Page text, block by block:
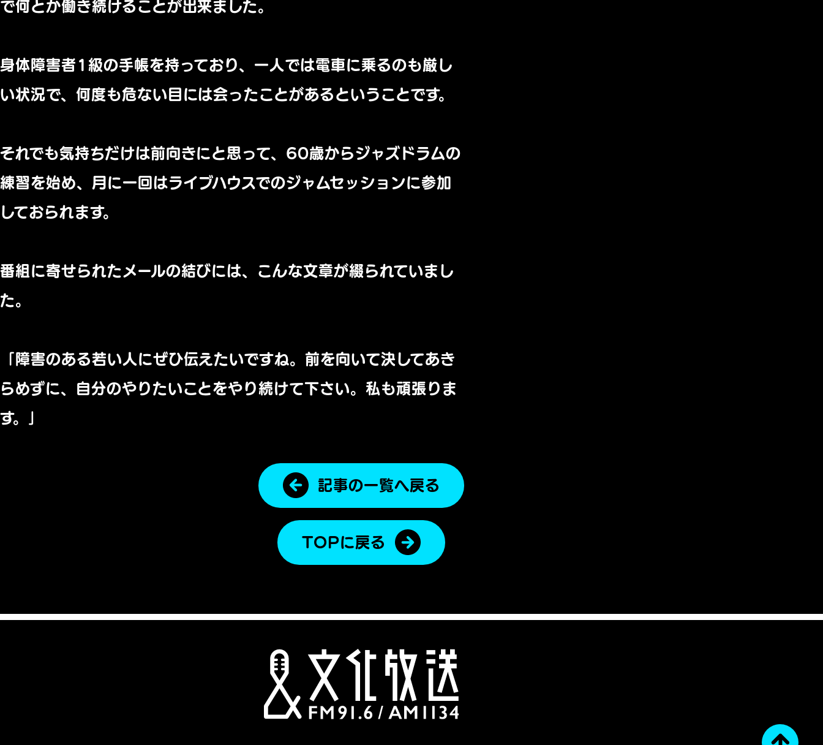
で何とか働き続けることが出来ました。
身体障害者1級の手帳を持っており、 一人では電車に乗るのも厳し
い状況で、 何度も危ない目には会ったことがあるということです。
それでも気持ちだけは前向きにと思って、 60歳からジャズドラムの
練習を始め、 月に一回はライブハウスでのジャムセッションに参加
しておられます。
番組に寄せられたメールの結びには、 こんな文章が綴られていまし
た。
「障害のある若い人にぜひ伝えたいですね。前を向いて決してあき
らめずに、 自分のやりたいことをやり続けて下さい。私も頑張りま
す。」
記事の一覧へ戻る
TOPに戻る